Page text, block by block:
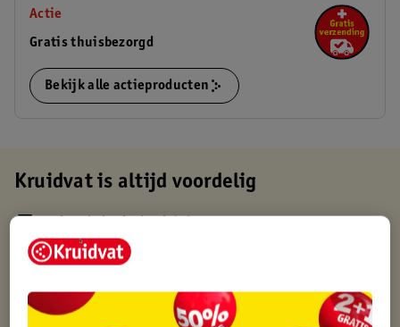
Actie
Gratis thuisbezorgd
Bekijk alle actieproducten
Kruidvat is altijd voordelig
Op werkdagen voor 22:00 uur besteld, volgende dag in huis
Gratis thuisbezorgd vanaf 50.00
Gratis punten met je Kruidvat kaart